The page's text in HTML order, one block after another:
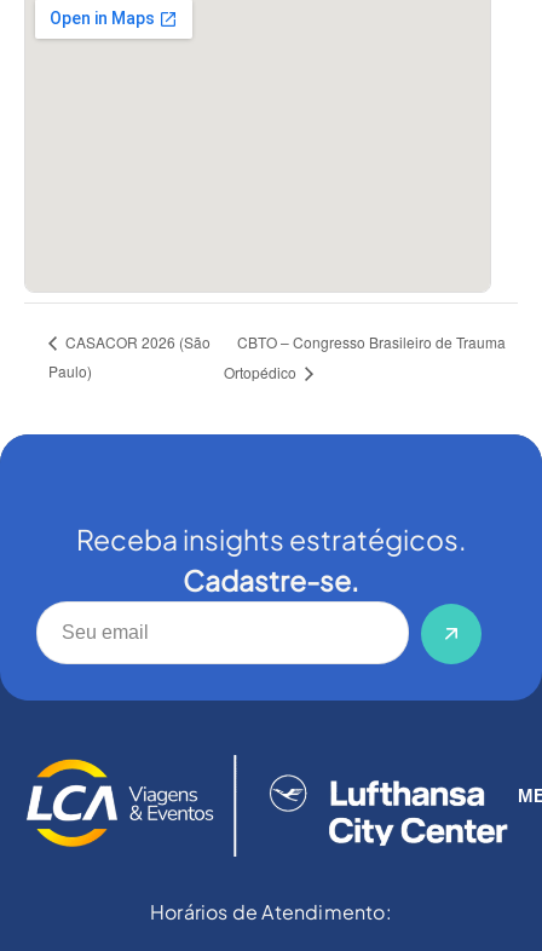
CASACOR 2026 (São
Paulo)
CBTO – Congresso Brasileiro de Trauma
Ortopédico
Receba insights estratégicos.
Cadastre-se.
Horários de Atendimento: